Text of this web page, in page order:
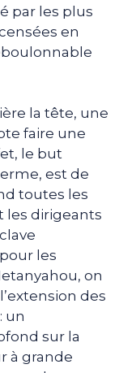
par les plus
en
la tête, une
faire une
le but
est de
toutes les
les dirigeants
les
on
des
un
sur la
à grande